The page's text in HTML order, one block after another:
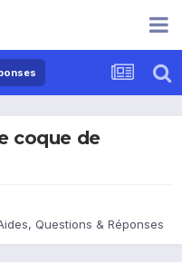
coque de
Questions & Réponses